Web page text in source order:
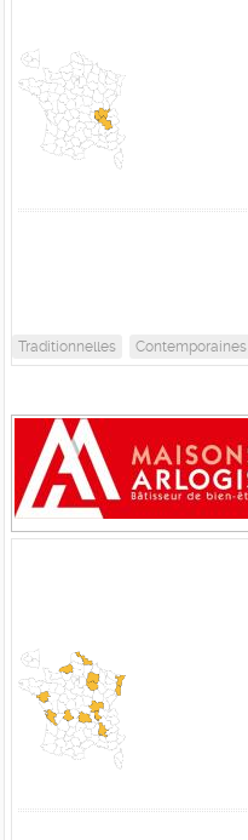
Traditionnelles Contemporaines